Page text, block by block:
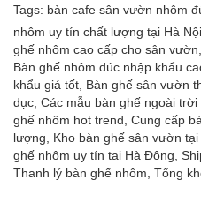
Tags: bàn cafe sân vườn nhôm
nhôm uy tín chất lượng tại Hà Nội,
ghế nhôm cao cấp cho sân vườn,
Bàn ghế nhôm đúc nhập khẩu
khẩu giá tốt, Bàn ghế sân vườn
dục, Các mẫu bàn ghế ngoài trời
ghế nhôm hot trend, Cung cấp
lượng, Kho bàn ghế sân vườn tại
ghế nhôm uy tín tại Hà Đông,
Thanh lý bàn ghế nhôm, Tổng